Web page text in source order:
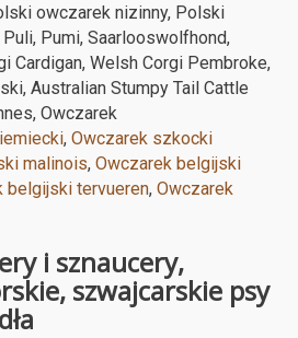
owczarek nizinny, Polski
Pumi, Saarlooswolfhond,
Cardigan, Welsh Corgi Pembroke,
Australian Stumpy Tail Cattle
Owczarek
, Owczarek szkocki
malinois, Owczarek belgijski
belgijski tervueren, Owczarek
i sznaucery,
szwajcarskie psy